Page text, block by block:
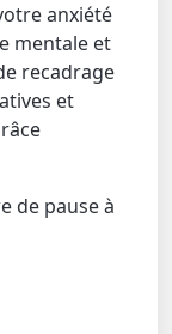
anxiété
mentale et
recadrage
et
de pause à